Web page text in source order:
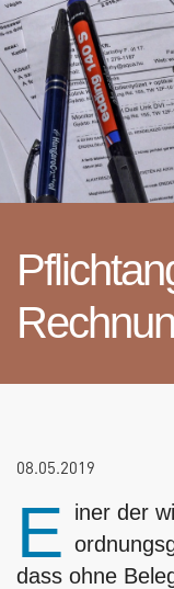
08.05.2019
E iner der
dass ohne